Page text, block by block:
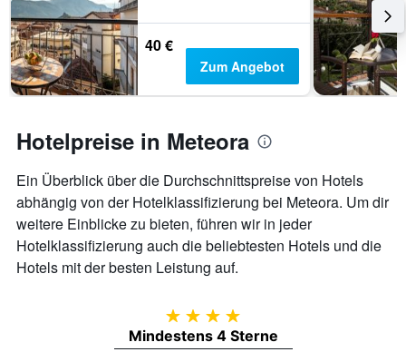
40 €
Zum Angebot
Hotelpreise in Meteora
Ein Überblick über die Durchschnittspreise von Hotels
abhängig von der Hotelklassifizierung bei Meteora. Um dir
weitere Einblicke zu bieten, führen wir in jeder
Hotelklassifizierung auch die beliebtesten Hotels und die
Hotels mit der besten Leistung auf.
4 Sterne
Mindestens 4 Sterne